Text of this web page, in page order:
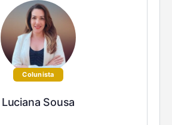
Colunista
Luciana Sousa